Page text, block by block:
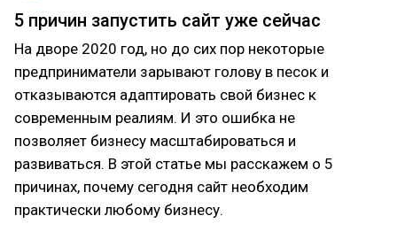
5 причин запустить сайт уже сейчас
На дворе 2020 год, но до сих пор некоторые
предприниматели зарывают голову в песок и
отказываются адаптировать свой бизнес к
современным реалиям. И это ошибка не
позволяет бизнесу масштабироваться и
развиваться. В этой статье мы расскажем о 5
причинах, почему сегодня сайт необходим
практически любому бизнесу.